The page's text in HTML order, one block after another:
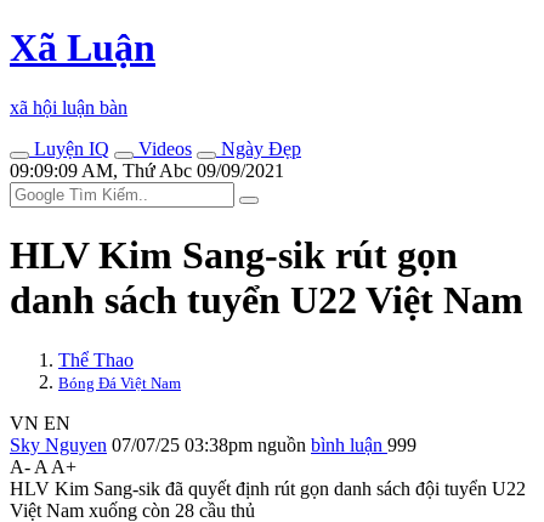
Xã Luận
xã hội luận bàn
Luyện IQ
Videos
Ngày Đẹp
09:09:09 AM, Thứ Abc 09/09/2021
HLV Kim Sang-sik rút gọn
danh sách tuyển U22 Việt Nam
Thể Thao
Bóng Đá Việt Nam
VN EN
Sky Nguyen 07/07/25 03:38pm nguồn bình luận 999
A- A A+
HLV Kim Sang-sik đã quyết định rút gọn danh sách đội tuyển U22
Việt Nam xuống còn 28 cầu thủ